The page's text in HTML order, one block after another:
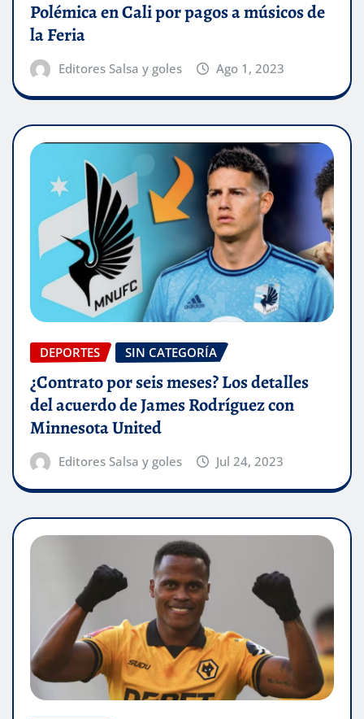
Polémica en Cali por pagos a músicos de
la Feria
Editores Salsa y goles Ago 1, 2023
DEPORTES SIN CATEGORÍA
¿Contrato por seis meses? Los detalles
del acuerdo de James Rodríguez con
Minnesota United
Editores Salsa y goles Jul 24, 2023